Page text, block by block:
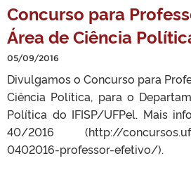
Concurso para
Área de Ciência
05/09/2016
Divulgamos o Concurso para
Ciência Política, para o
Política do IFISP/UFPel. Mais
40/2016 (http://
0402016-professor-efetivo/).